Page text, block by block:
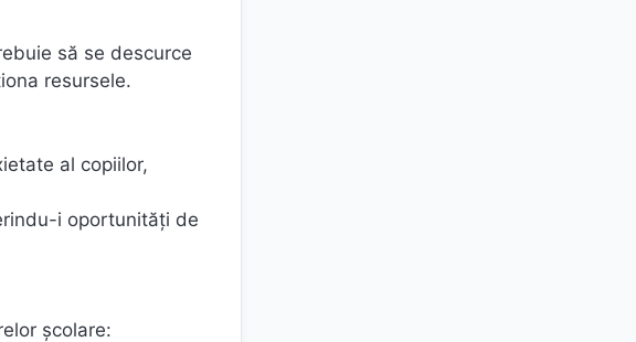
să se descurce
resursele.
al copiilor,
i oportunități de
școlare: